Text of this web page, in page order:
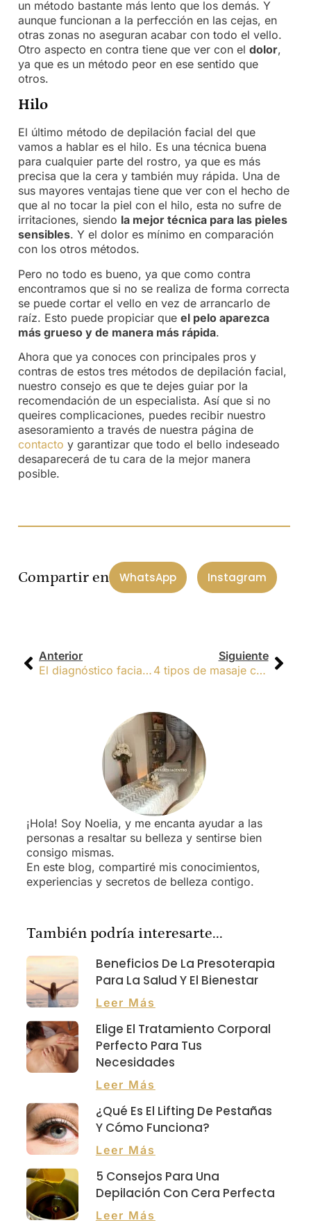
un método bastante más lento que los demás. Y
aunque funcionan a la perfección en las cejas, en
otras zonas no aseguran acabar con todo el vello.
Otro aspecto en contra tiene que ver con el dolor,
ya que es un método peor en ese sentido que
otros.
Hilo
El último método de depilación facial del que
vamos a hablar es el hilo. Es una técnica buena
para cualquier parte del rostro, ya que es más
precisa que la cera y también muy rápida. Una de
sus mayores ventajas tiene que ver con el hecho de
que al no tocar la piel con el hilo, esta no sufre de
irritaciones, siendo la mejor técnica para las pieles
sensibles. Y el dolor es mínimo en comparación
con los otros métodos.
Pero no todo es bueno, ya que como contra
encontramos que si no se realiza de forma correcta
se puede cortar el vello en vez de arrancarlo de
raíz. Esto puede propiciar que el pelo aparezca
más grueso y de manera más rápida.
Ahora que ya conoces con principales pros y
contras de estos tres métodos de depilación facial,
nuestro consejo es que te dejes guiar por la
recomendación de un especialista. Así que si no
queires complicaciones, puedes recibir nuestro
asesoramiento a través de nuestra página de
contacto y garantizar que todo el bello indeseado
desaparecerá de tu cara de la mejor manera
posible.
Compartir en WhatsApp Instagram
Anterior
El diagnóstico facial y cómo puede mejorar La salud de tu piel
Siguiente
4 tipos de masaje corporal y sus beneficios
¡Hola! Soy Noelia, y me encanta ayudar a las
personas a resaltar su belleza y sentirse bien
consigo mismas.
En este blog, compartiré mis conocimientos,
experiencias y secretos de belleza contigo.
También podría interesarte...
Beneficios De La Presoterapia
Para La Salud Y El Bienestar
Leer Más
Elige El Tratamiento Corporal
Perfecto Para Tus
Necesidades
Leer Más
¿Qué Es El Lifting De Pestañas
Y Cómo Funciona?
Leer Más
5 Consejos Para Una
Depilación Con Cera Perfecta
Leer Más